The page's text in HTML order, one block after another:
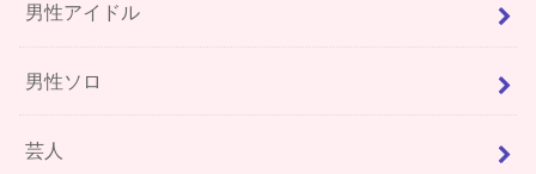
男性アイドル
男性ソロ
芸人